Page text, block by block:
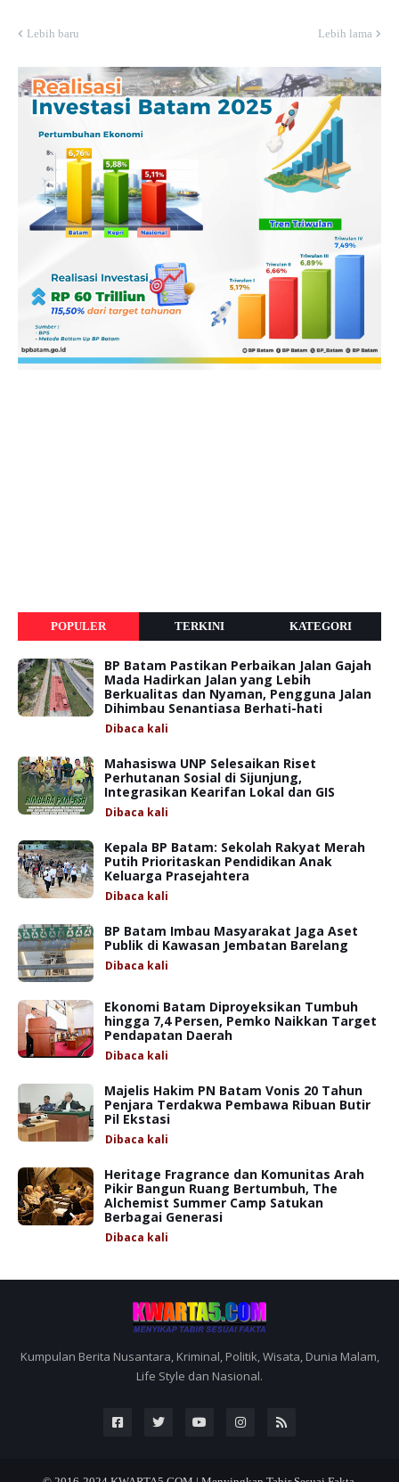
Lebih baru Lebih lama
POPULER TERKINI KATEGORI
BP Batam Pastikan Perbaikan Jalan Gajah
Mada Hadirkan Jalan yang Lebih
Berkualitas dan Nyaman, Pengguna Jalan
Dihimbau Senantiasa Berhati-hati
Dibaca kali
Mahasiswa UNP Selesaikan Riset
Perhutanan Sosial di Sijunjung,
Integrasikan Kearifan Lokal dan GIS
Dibaca kali
Kepala BP Batam: Sekolah Rakyat Merah
Putih Prioritaskan Pendidikan Anak
Keluarga Prasejahtera
Dibaca kali
BP Batam Imbau Masyarakat Jaga Aset
Publik di Kawasan Jembatan Barelang
Dibaca kali
Ekonomi Batam Diproyeksikan Tumbuh
hingga 7,4 Persen, Pemko Naikkan Target
Pendapatan Daerah
Dibaca kali
Majelis Hakim PN Batam Vonis 20 Tahun
Penjara Terdakwa Pembawa Ribuan Butir
Pil Ekstasi
Dibaca kali
Heritage Fragrance dan Komunitas Arah
Pikir Bangun Ruang Bertumbuh, The
Alchemist Summer Camp Satukan
Berbagai Generasi
Dibaca kali
Kumpulan Berita Nusantara, Kriminal, Politik, Wisata, Dunia Malam,
Life Style dan Nasional.